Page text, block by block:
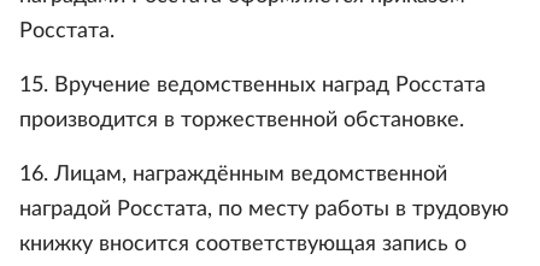
Росстата.
15. Вручение ведомственных наград Росстата
производится в торжественной обстановке.
16. Лицам, награждённым ведомственной
наградой Росстата, по месту работы в трудовую
книжку вносится соответствующая запись о